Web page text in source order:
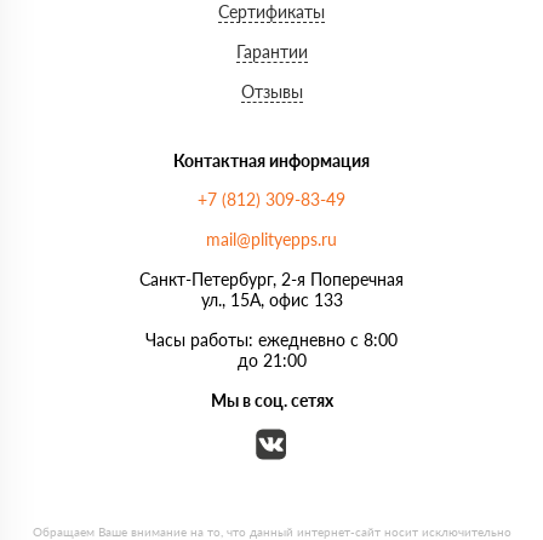
Сертификаты
Гарантии
Отзывы
Контактная информация
+7 (812) 309-83-49
mail@plityepps.ru
Санкт-Петербург, 2-я Поперечная
ул., 15А, офис 133
Часы работы: ежедневно с 8:00
до 21:00
Мы в соц. сетях